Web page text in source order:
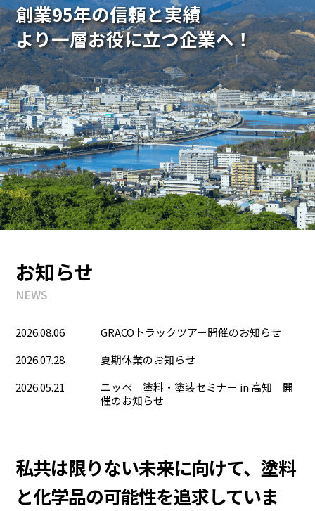
創業95年の信頼と実績
より一層お役に立つ企業へ！
お知らせ
NEWS
2026.08.06
GRACOトラックツアー開催のお知らせ
2026.07.28
夏期休業のお知らせ
2026.05.21
ニッペ 塗料・塗装セミナー in 高知 開
催のお知らせ
私共は限りない未来に向けて、 塗料
と化学品の可能性を追求していま